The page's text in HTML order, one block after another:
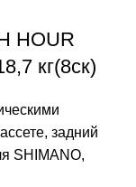
HOUR
кг(8cк)
задний
SHIMANO,